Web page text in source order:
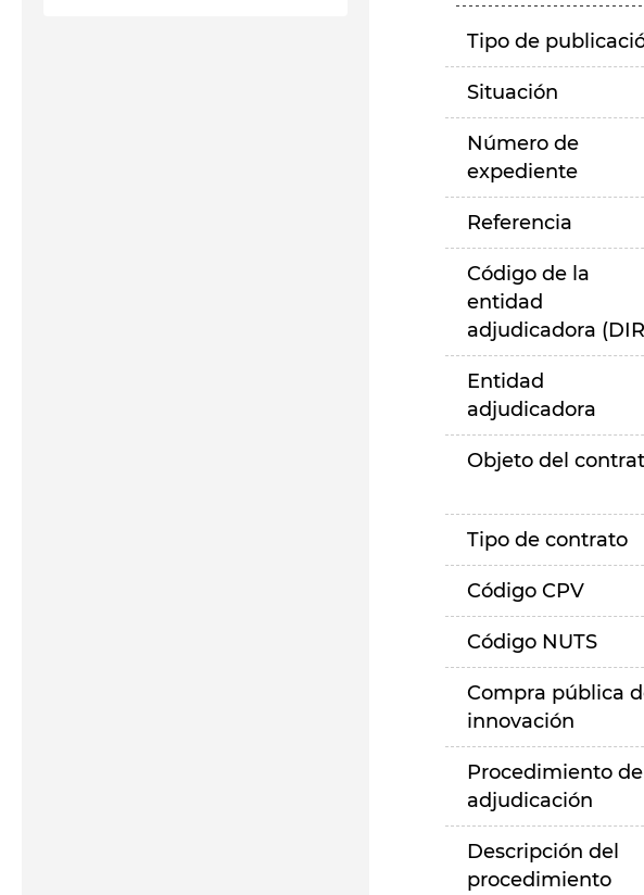
Tipo de
Situación
Número de
expediente
Referencia
Código de la
entidad
adjudicadora
Entidad
adjudicadora
Objeto del
Tipo de contrato
Código CPV
Código NUTS
Compra pública
innovación
Procedimiento de
adjudicación
Descripción del
procedimiento